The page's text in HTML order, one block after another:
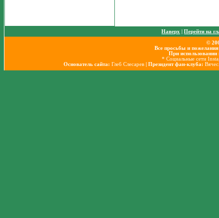
Наверх |Перейти на
©
Все просьбы и
При использовании
* Социальные сети
Основатель сайта: Глеб Слесарев | Президент фан-клуба: